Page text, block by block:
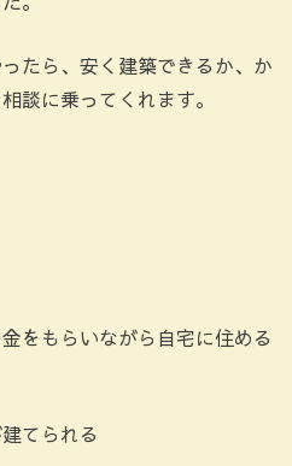
たら、安く建築できるか、か
談に乗ってくれます。
をもらいながら自宅に住める
てられる